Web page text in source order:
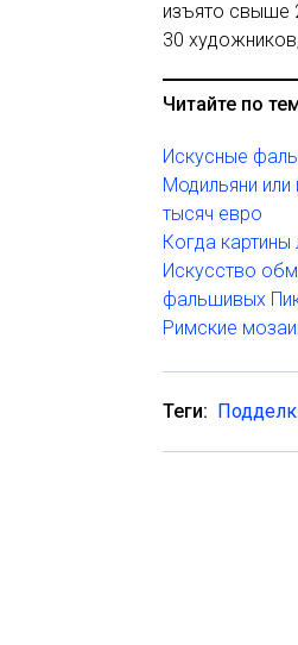
изъято свыше
30
Читайте по
Искусные
Модильяни
тысяч евро
Когда
Искусство
фальшивых
Римские
Теги: